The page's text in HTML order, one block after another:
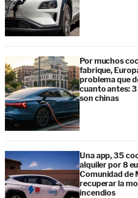
Por muchos
fabrique,
problema que
cuanto antes:
son chinas
Una app, 35
alquiler por 8
Comunidad de
recuperar la
incendios